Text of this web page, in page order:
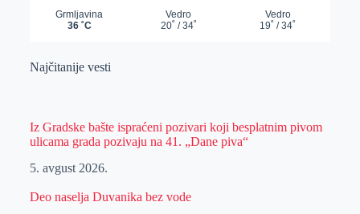
Najčitanije vesti
Iz Gradske bašte ispraćeni pozivari koji besplatnim pivom
ulicama grada pozivaju na 41. „Dane piva“
5. avgust 2026.
Deo naselja Duvanika bez vode